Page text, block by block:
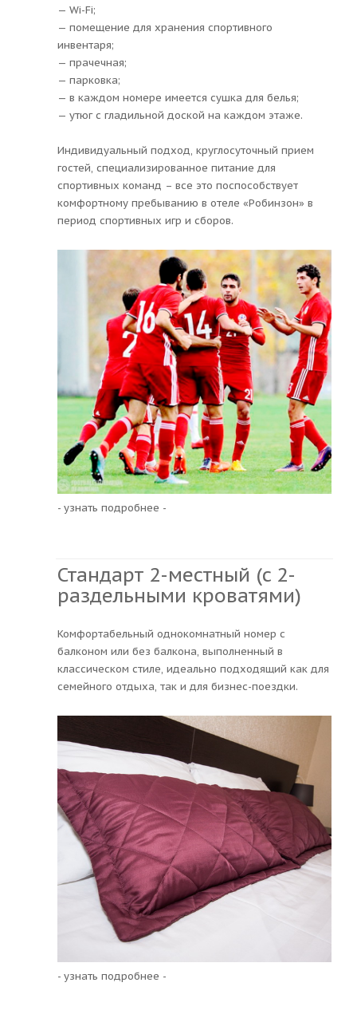
— Wi-Fi;
— помещение для хранения спортивного
инвентаря;
— прачечная;
— парковка;
— в каждом номере имеется сушка для белья;
— утюг с гладильной доской на каждом этаже.
Индивидуальный подход, круглосуточный прием
гостей, специализированное питание для
спортивных команд – все это поспособствует
комфортному пребыванию в отеле «Робинзон» в
период спортивных игр и сборов.
- узнать подробнее -
Стандарт 2-местный (c 2-
раздельными кроватями)
Комфортабельный однокомнатный номер с
балконом или без балкона, выполненный в
классическом стиле, идеально подходящий как для
семейного отдыха, так и для бизнес-поездки.
- узнать подробнее -